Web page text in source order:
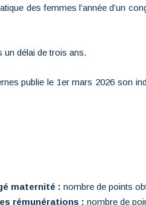
des femmes l’année d’un
un délai de trois ans.
publie le 1er mars 2026 son
maternité :nombre de points
rémunérations :nombre de